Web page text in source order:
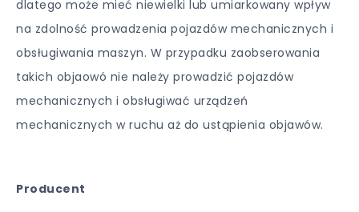
dlatego może mieć niewielki lub umiarkowany wpływ
na zdolność prowadzenia pojazdów mechanicznych i
obsługiwania maszyn. W przypadku zaobserowania
takich objaowó nie należy prowadzić pojazdów
mechanicznych i obsługiwać urządzeń
mechanicznych w ruchu aż do ustąpienia objawów.
Producent